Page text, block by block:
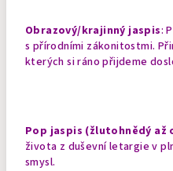
Obrazový/krajinný jaspis:
s přírodními zákonitostmi.
kterých si ráno přijdeme
Pop jaspis (žlutohnědý až
života z duševní letargie v
smysl.